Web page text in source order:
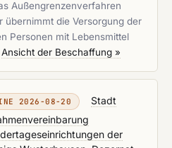
Außengrenzenverfahren
übernimmt die Versorgung der
Personen mit Lebensmittel
Ansicht der Beschaffung »
2026-08-20
Stadt
der